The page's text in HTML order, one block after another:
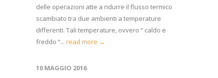
delle operazioni atte a ridurre il flusso termico
scambiato tra due ambienti a temperature
differenti. Tali temperature, ovvero “ caldo e
freddo “... read more →
10 MAGGIO 2016